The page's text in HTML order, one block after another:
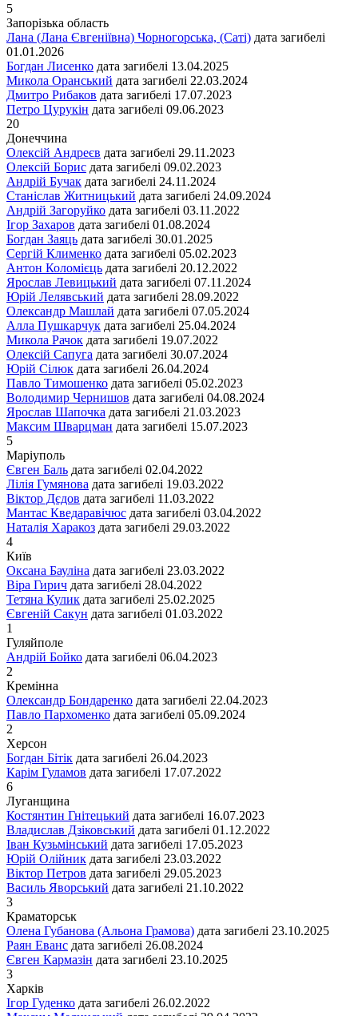
5
Запорізька область
Лана (Лана Євгеніївна) Чорногорська, (Саті) дата загибелі
01.01.2026
Богдан Лисенко дата загибелі 13.04.2025
Микола Оранський дата загибелі 22.03.2024
Дмитро Рибаков дата загибелі 17.07.2023
Петро Цурукін дата загибелі 09.06.2023
20
Донеччина
Олексій Андреєв дата загибелі 29.11.2023
Олексій Борис дата загибелі 09.02.2023
Андрій Бучак дата загибелі 24.11.2024
Станіслав Житницький дата загибелі 24.09.2024
Андрій Загоруйко дата загибелі 03.11.2022
Ігор Захаров дата загибелі 01.08.2024
Богдан Заяць дата загибелі 30.01.2025
Сергій Клименко дата загибелі 05.02.2023
Антон Коломієць дата загибелі 20.12.2022
Ярослав Левицький дата загибелі 07.11.2024
Юрій Лелявський дата загибелі 28.09.2022
Олександр Машлай дата загибелі 07.05.2024
Алла Пушкарчук дата загибелі 25.04.2024
Микола Рачок дата загибелі 19.07.2022
Олексій Сапуга дата загибелі 30.07.2024
Юрій Сілюк дата загибелі 26.04.2024
Павло Тимошенко дата загибелі 05.02.2023
Володимир Чернишов дата загибелі 04.08.2024
Ярослав Шапочка дата загибелі 21.03.2023
Максим Шварцман дата загибелі 15.07.2023
5
Маріуполь
Євген Баль дата загибелі 02.04.2022
Лілія Гумянова дата загибелі 19.03.2022
Віктор Дєдов дата загибелі 11.03.2022
Мантас Кведаравічюс дата загибелі 03.04.2022
Наталія Харакоз дата загибелі 29.03.2022
4
Київ
Оксана Бауліна дата загибелі 23.03.2022
Віра Гирич дата загибелі 28.04.2022
Тетяна Кулик дата загибелі 25.02.2025
Євгеній Сакун дата загибелі 01.03.2022
1
Гуляйполе
Андрій Бойко дата загибелі 06.04.2023
2
Кремінна
Олександр Бондаренко дата загибелі 22.04.2023
Павло Пархоменко дата загибелі 05.09.2024
2
Херсон
Богдан Бітік дата загибелі 26.04.2023
Карім Гуламов дата загибелі 17.07.2022
6
Луганщина
Костянтин Гнітецький дата загибелі 16.07.2023
Владислав Дзіковський дата загибелі 01.12.2022
Іван Кузьмінський дата загибелі 17.05.2023
Юрій Олійник дата загибелі 23.03.2022
Віктор Петров дата загибелі 29.05.2023
Василь Яворський дата загибелі 21.10.2022
3
Краматорськ
Олена Губанова (Альона Грамова) дата загибелі 23.10.2025
Раян Еванс дата загибелі 26.08.2024
Євген Кармазін дата загибелі 23.10.2025
3
Харків
Ігор Гуденко дата загибелі 26.02.2022